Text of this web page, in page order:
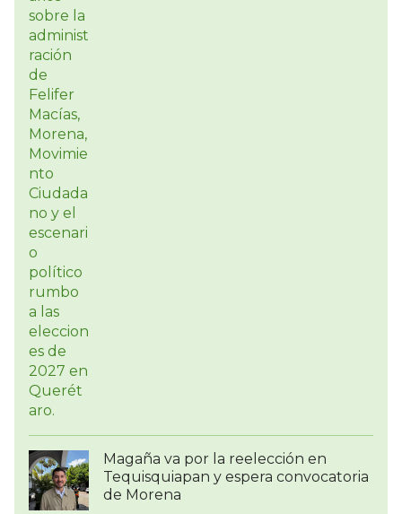
Magaña va por la reelección en
Tequisquiapan y espera convocatoria
de Morena